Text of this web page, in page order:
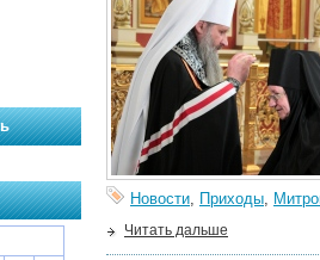
Новости, Приходы,
Читать дальше